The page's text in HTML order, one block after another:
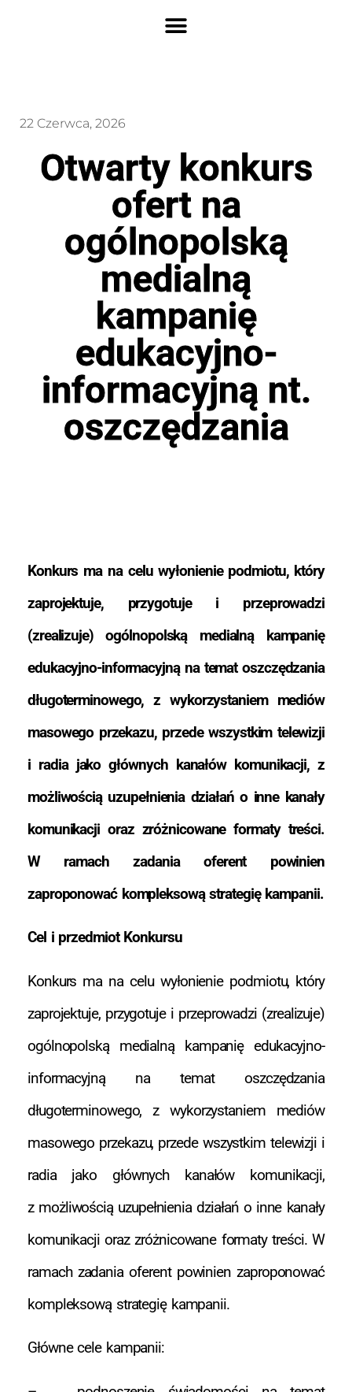
22 Czerwca, 2026
Otwarty konkurs
ofert na
ogólnopolską
medialną
kampanię
edukacyjno-
informacyjną nt.
oszczędzania
Konkurs ma na celu wyłonienie podmiotu, który
zaprojektuje, przygotuje i przeprowadzi
(zrealizuje) ogólnopolską medialną kampanię
edukacyjno-informacyjną na temat oszczędzania
długoterminowego, z wykorzystaniem mediów
masowego przekazu, przede wszystkim telewizji
i radia jako głównych kanałów komunikacji, z
możliwością uzupełnienia działań o inne kanały
komunikacji oraz zróżnicowane formaty treści.
W ramach zadania oferent powinien
zaproponować kompleksową strategię kampanii.
Cel i przedmiot Konkursu
Konkurs ma na celu wyłonienie podmiotu, który
zaprojektuje, przygotuje i przeprowadzi (zrealizuje)
ogólnopolską medialną kampanię edukacyjno-
informacyjną na temat oszczędzania
długoterminowego, z wykorzystaniem mediów
masowego przekazu, przede wszystkim telewizji i
radia jako głównych kanałów komunikacji,
z możliwością uzupełnienia działań o inne kanały
komunikacji oraz zróżnicowane formaty treści. W
ramach zadania oferent powinien zaproponować
kompleksową strategię kampanii.
Główne cele kampanii: